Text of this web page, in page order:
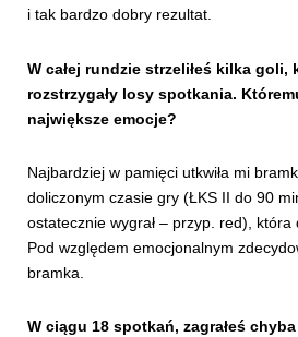
i tak bardzo dobry rezultat.
W całej rundzie strzeliłeś kilka goli,
rozstrzygały losy spotkania.
największe emocje?
Najbardziej w pamięci utkwiła mi
doliczonym czasie gry (ŁKS II do 90
ostatecznie wygrał – przyp. red), która
Pod względem emocjonalnym
bramka.
W ciągu 18 spotkań, zagrałeś